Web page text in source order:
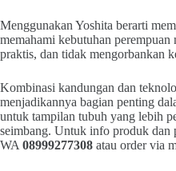
Menggunakan Yoshita berarti
memahami kebutuhan perempuan
praktis, dan tidak mengorbankan
Kombinasi kandungan dan
menjadikannya bagian penting
untuk tampilan tubuh yang lebih
seimbang. Untuk info produk dan
WA 08999277308 atau order via